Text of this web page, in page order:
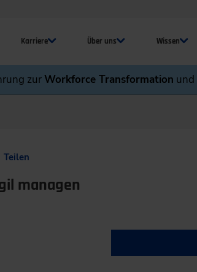
Karriere Über uns Wissen
zurWorkforce Transformation und
Teilen
managen